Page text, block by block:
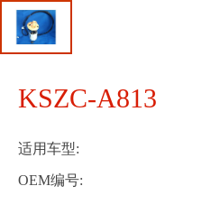
KSZC-A813
适用车型:
OEM编号: